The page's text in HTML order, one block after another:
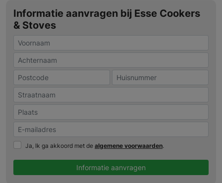
Informatie aanvragen bij Esse Cookers
& Stoves
Ja, Ik ga akkoord met de algemene voorwaarden.
Informatie aanvragen